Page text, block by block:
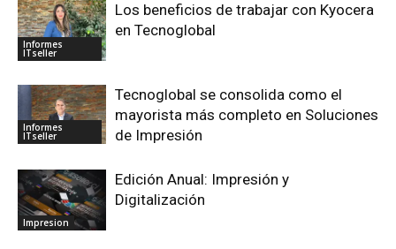
Informes
ITseller
Los beneficios de trabajar con Kyocera
en Tecnoglobal
Informes
ITseller
Tecnoglobal se consolida como el
mayorista más completo en Soluciones
de Impresión
Impresion
Edición Anual: Impresión y
Digitalización